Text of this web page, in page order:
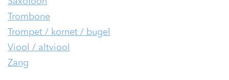
Trombone
Trompet / kornet / bugel
Viool / altviool
Zang